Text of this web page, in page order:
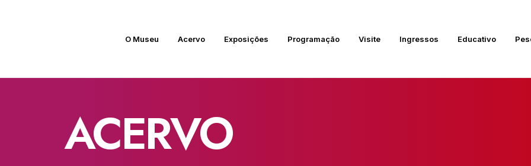
O Museu Acervo Exposições Programação Visite Ingressos Educativo
ARCHIVES:
ACERVO